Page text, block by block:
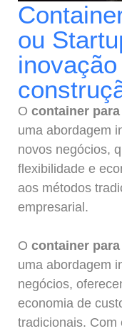
ou
O container
uma abordagem
novos negócios,
flexibilidade e
aos métodos
empresarial.
O container
uma abordagem
negócios,
economia de
tradicionais. Com